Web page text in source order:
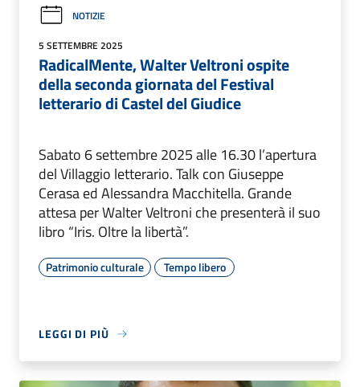
NOTIZIE
5 SETTEMBRE 2025
RadicalMente, Walter Veltroni ospite
della seconda giornata del Festival
letterario di Castel del Giudice
Sabato 6 settembre 2025 alle 16.30 l’apertura
del Villaggio letterario. Talk con Giuseppe
Cerasa ed Alessandra Macchitella. Grande
attesa per Walter Veltroni che presenterà il suo
libro “Iris. Oltre la libertà”.
Patrimonio culturale Tempo libero
LEGGI DI PIÙ